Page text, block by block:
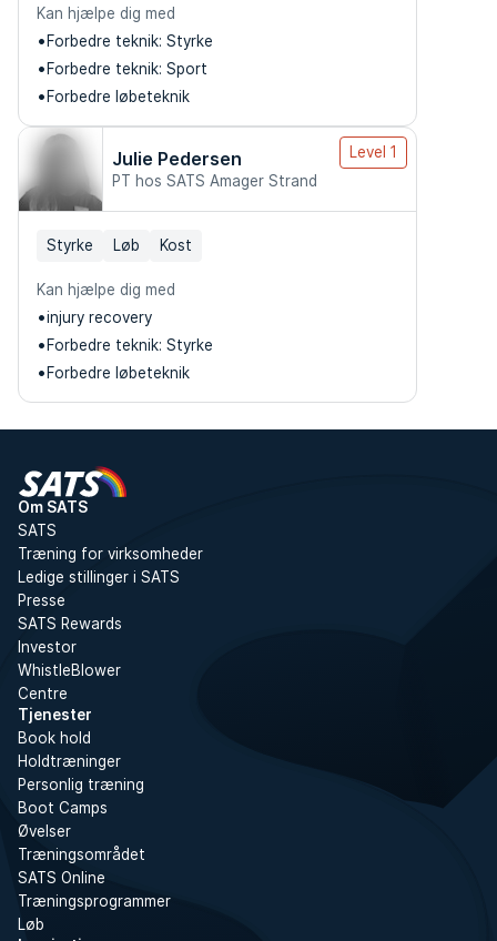
Kan hjælpe dig med
Forbedre teknik: Styrke
Forbedre teknik: Sport
Forbedre løbeteknik
Julie Pedersen
PT hos SATS Amager Strand
Level 1
Styrke Løb Kost
Kan hjælpe dig med
injury recovery
Forbedre teknik: Styrke
Forbedre løbeteknik
Om SATS
SATS
Træning for virksomheder
Ledige stillinger i SATS
Presse
SATS Rewards
Investor
WhistleBlower
Centre
Tjenester
Book hold
Holdtræninger
Personlig træning
Boot Camps
Øvelser
Træningsområdet
SATS Online
Træningsprogrammer
Løb